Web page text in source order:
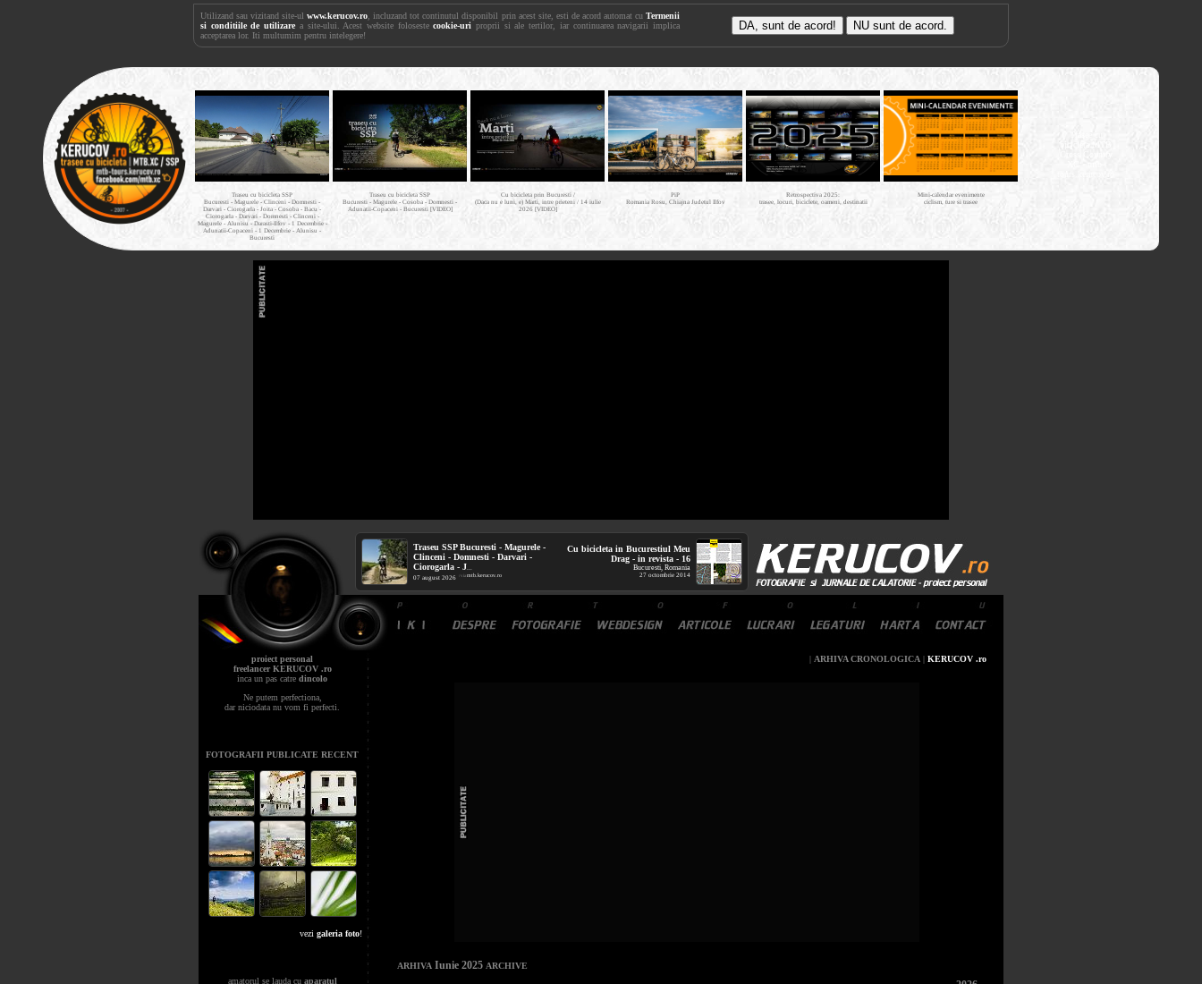
Utilizand sau vizitand site-ulwww.kerucov.ro , incluzand tot continutul disponibil prin acest site, esti de acord automat cuTermenii
si conditiile de utilizare a site-ului. Acest website folosestecookie-uri proprii si ale tertilor, iar continuarea navigarii implica
acceptarea lor. Iti multumim pentru intelegere!
Traseu cu bicicleta SSP
Bucuresti - Magurele - Clinceni - Domnesti -
Darvari - Ciorogarla - Joita - Cosoba - Bacu -
Ciorogarla - Darvari - Domnesti - Clinceni -
Magurele - Alunisu - Darasti-Ilfov - 1 Decembrie -
Adunatii-Copaceni - 1 Decembrie - Alunisu -
Bucuresti
Traseu cu bicicleta SSP
Bucuresti - Magurele - Cosoba - Domnesti -
Adunatii-Copaceni - Bucuresti [VIDEO]
Cu bicicleta prin Bucuresti /
(Daca nu e luni, e) Marti, intre prieteni / 14 iulie
2026 [VIDEO]
PiP
Romania Rosu, Chiajna Judetul Ilfov
Retrospectiva 2025:
trasee, locuri, biciclete, oameni, destinatii
Mini-calendar evenimente
ciclism, ture si trasee
bicicleta MTB
Traseu SSP Bucuresti - Magurele -
Clinceni - Domnesti - Darvari -
Ciorogarla - J...
07 august 2026 / via mtb.kerucov.ro
Cu bicicleta in Bucurestiul Meu
Drag - in revista - 16
Bucuresti, Romania
27 octombrie 2014
proiect personal
freelancer KERUCOV .ro
inca un pas catre dincolo
Ne putem perfectiona,
dar niciodata nu vom fi perfecti.
FOTOGRAFII PUBLICATE RECENT
vezi galeria foto!
amatorul se lauda cu aparatul
| ARHIVA CRONOLOGICA | KERUCOV .ro
ARHIVA Iunie 2025 ARCHIVE